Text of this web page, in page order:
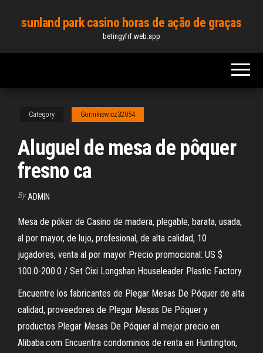
content
sunland park casino horas de ação de graças
betingyfrf.web.app
Category Gornikiewicz32054
Aluguel de mesa de pôquer
fresno ca
By ADMIN
Mesa de póker de Casino de madera, plegable, barata, usada,
al por mayor, de lujo, profesional, de alta calidad, 10
jugadores, venta al por mayor Precio promocional: US $
100.0-200.0 / Set Cixi Longshan Houseleader Plastic Factory
Encuentre los fabricantes de Plegar Mesas De Póquer de alta
calidad, proveedores de Plegar Mesas De Póquer y
productos Plegar Mesas De Póquer al mejor precio en
Alibaba.com Encuentra condominios de renta en Huntington,